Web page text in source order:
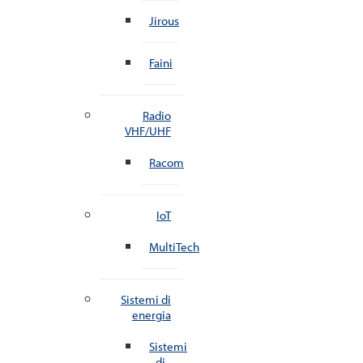
Jirous
Faini
Radio
VHF/UHF
Racom
IoT
MultiTech
Sistemi di
energia
Sistemi